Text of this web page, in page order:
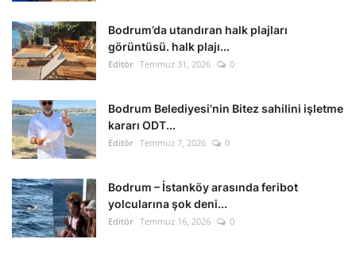
Bodrum’da utandıran halk plajları
görüntüsü. halk plajı...
Editör Temmuz 31, 2026 0
Bodrum Belediyesi'nin Bitez sahilini işletme
kararı ODT...
Editör Temmuz 7, 2026 0
Bodrum – İstanköy arasında feribot
yolcularına şok deni...
Editör Temmuz 16, 2026 0